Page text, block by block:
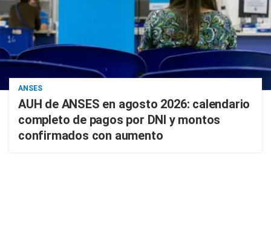
ANSES
AUH de ANSES en agosto 2026: calendario
completo de pagos por DNI y montos
confirmados con aumento